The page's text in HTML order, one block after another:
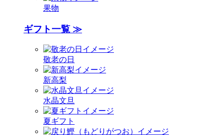
果物
ギフト一覧 ≫
敬老の日
新高梨
水晶文旦
夏ギフト